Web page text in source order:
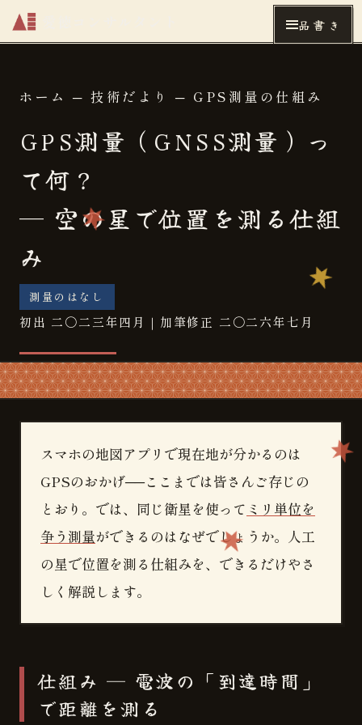
品書き
ホーム ─技術だより ─ GPS測量の仕組み
GPS測量（GNSS測量）っ
て何？
─ 空の星で位置を測る仕組
み
測量のはなし
初出 二〇二三年四月｜加筆修正 二〇二六年七月
スマホの地図アプリで現在地が分かるのは
GPSのおかげ──ここまでは皆さんご存じの
とおり。では、同じ衛星を使って ミリ単位を
争う測量ができるのはなぜでしょうか。人工
の星で位置を測る仕組みを、できるだけやさ
しく解説します。
仕組み ─ 電波の「到達時間」
で距離を測る